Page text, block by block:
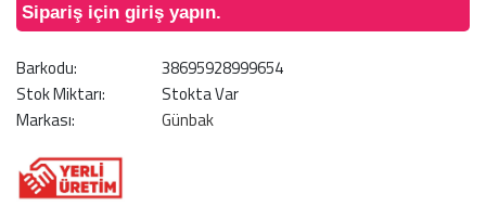
Sipariş için giriş yapın.
Barkodu:
38695928999654
Stok Miktarı:
Stokta Var
Markası:
Günbak